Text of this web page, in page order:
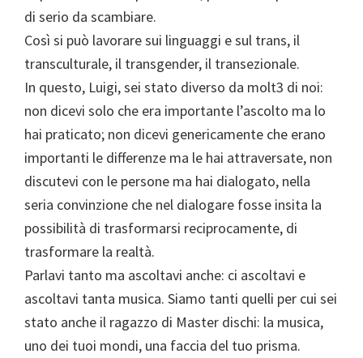
di serio da scambiare.
Così si può lavorare sui linguaggi e sul trans, il
transculturale, il transgender, il transezionale.
In questo, Luigi, sei stato diverso da molt3 di noi:
non dicevi solo che era importante l’ascolto ma lo
hai praticato; non dicevi genericamente che erano
importanti le differenze ma le hai attraversate, non
discutevi con le persone ma hai dialogato, nella
seria convinzione che nel dialogare fosse insita la
possibilità di trasformarsi reciprocamente, di
trasformare la realtà.
Parlavi tanto ma ascoltavi anche: ci ascoltavi e
ascoltavi tanta musica. Siamo tanti quelli per cui sei
stato anche il ragazzo di Master dischi: la musica,
uno dei tuoi mondi, una faccia del tuo prisma.